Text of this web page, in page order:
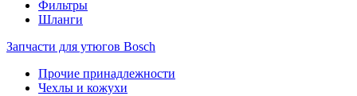
Фильтры
Шланги
Запчасти для утюгов Bosch
Прочие принадлежности
Чехлы и кожухи